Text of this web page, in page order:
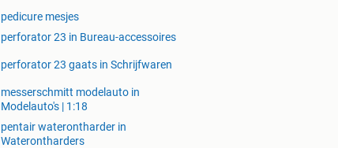
pedicure mesjes
perforator 23 in Bureau-accessoires
perforator 23 gaats in Schrijfwaren
messerschmitt modelauto in
Modelauto's | 1:18
pentair waterontharder in
Waterontharders